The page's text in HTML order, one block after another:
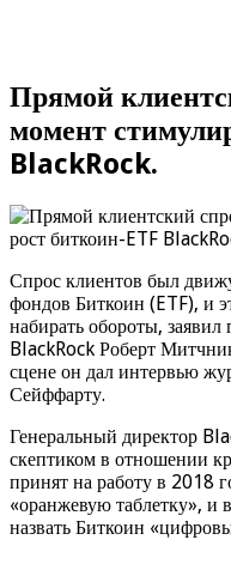
Прямой
момент
BlackRock.
Спрос клиентов был
фондов Биткоин (ETF), и
набирать обороты,
BlackRock Роберт
сцене он дал интервью
Сейффарту.
Генеральный директор
скептиком в отношении
принят на работу в 2018
«оранжевую таблетку», и
назвать Биткоин